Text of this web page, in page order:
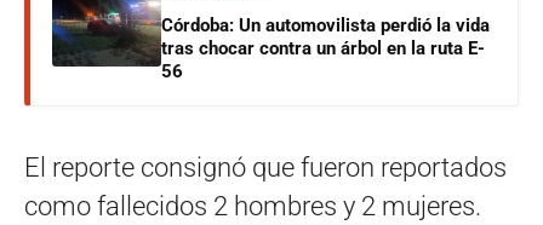
Córdoba: Un automovilista perdió la vida
tras chocar contra un árbol en la ruta E-
56
El reporte consignó que fueron reportados
como fallecidos 2 hombres y 2 mujeres.